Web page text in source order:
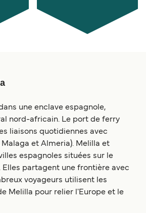
une enclave espagnole,
nord-africain. Le port de ferry
liaisons quotidiennes avec
Malaga et Almeria). Melilla et
espagnoles situées sur le
partagent une frontière avec
voyageurs utilisent les
Melilla pour relier l'Europe et le